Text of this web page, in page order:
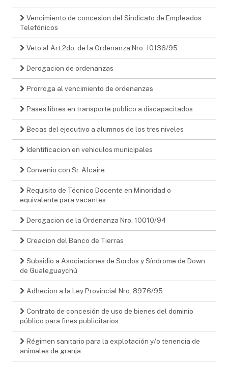
Vencimiento de concesion del Sindicato de Empleados
Telefónicos
Veto al Art.2do. de la Ordenanza Nro. 10136/95
Derogacion de ordenanzas
Prorroga al vencimiento de ordenanzas
Pases libres en transporte publico a discapacitados
Becas del ejecutivo a alumnos de los tres niveles
Identificacion en vehiculos municipales
Convenio con Sr. Alcaire
Requisito de Técnico Docente en Minoridad o
equivalente para vacantes
Derogacion de la Ordenanza Nro. 10010/94
Creacion del Banco de Tierras
Subsidio a Asociaciones de Sordos y Síndrome de Down
de Gualeguaychú
Adhecion a la Ley Provincial Nro. 8976/95
Contrato de concesión de uso de bienes del dominio
público para fines publicitarios
Régimen sanitario para la explotación y/o tenencia de
animales de granja